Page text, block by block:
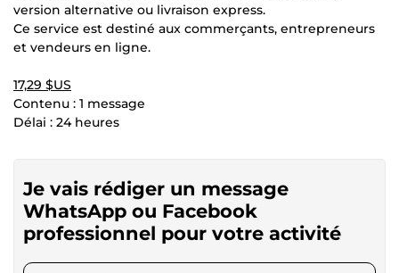
version alternative ou livraison express.
Ce service est destiné aux commerçants, entrepreneurs
et vendeurs en ligne.
17,29 $US
Contenu : 1 message
Délai : 24 heures
Je vais rédiger un message
WhatsApp ou Facebook
professionnel pour votre activité